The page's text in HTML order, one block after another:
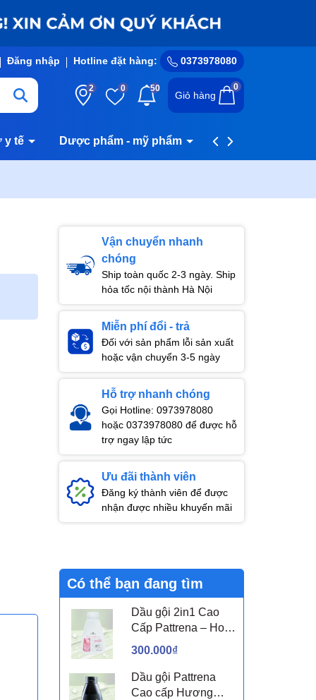
Đăng nhập Hotline đặt hàng: 0373978080
2 0 50
Giỏ hàng
0
y tế Dược phẩm - mỹ phẩm Hệ thống cửa
Vận chuyển nhanh
chóng
Ship toàn quốc 2-3 ngày. Ship
hỏa tốc nội thành Hà Nội
Miễn phí đổi - trả
Đối với sản phẩm lỗi sản xuất
hoặc vận chuyển 3-5 ngày
Hỗ trợ nhanh chóng
Gọi Hotline: 0973978080
hoặc 0373978080 để được hỗ
trợ ngay lập tức
Ưu đãi thành viên
Đăng ký thành viên để được
nhận được nhiều khuyến mãi
Có thể bạn đang tìm
Dầu gội 2in1 Cao
Cấp Pattrena – Hoa
sen & Hoa nhài
300.000₫
Dầu gội Pattrena
Cao cấp Hương